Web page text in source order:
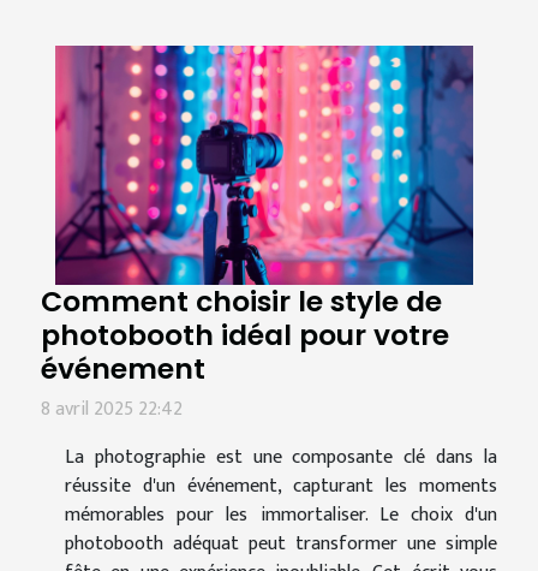
Comment choisir le style de
photobooth idéal pour votre
événement
8 avril 2025 22:42
La photographie est une composante clé dans la
réussite d'un événement, capturant les moments
mémorables pour les immortaliser. Le choix d'un
photobooth adéquat peut transformer une simple